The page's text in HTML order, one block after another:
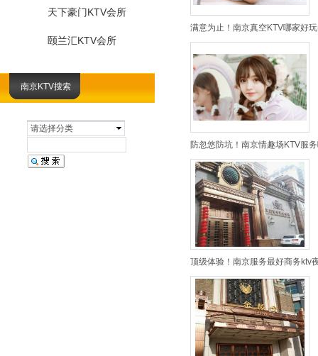
南京KTV搜索
请选择分类
天下豪门KTV会所
颐兰汇KTV会所
满意为止！南京真空KTV哪家好
防忽悠防坑！南京情趣场KTV服
顶级体验！南京服务最好商务ktv